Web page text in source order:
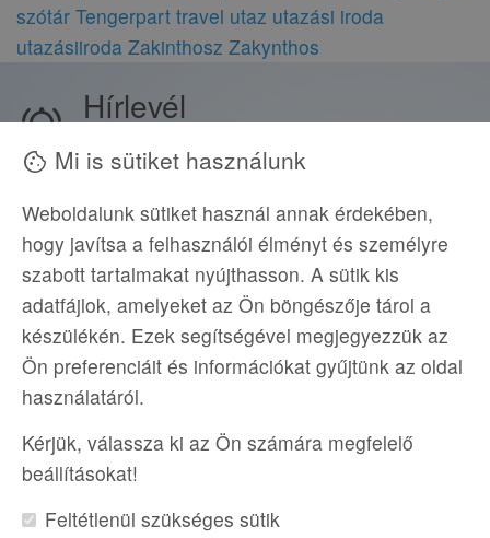
szótár Tengerpart travel utaz utazási iroda
utazásiiroda Zakinthosz Zakynthos
notifications_active Hírlevél
Értesüljön a legfrissebb akciókról, iratkozzon
Blue Sky Travel
Görögországi utazás
cookie Mi is sütiket használunk
Weboldalunk sütiket használ annak érdekében,
hogy javítsa a felhasználói élményt és személyre
szabott tartalmakat nyújthasson. A sütik kis
adatfájlok, amelyeket az Ön böngészője tárol a
készülékén. Ezek segítségével megjegyezzük az
Ön preferenciáit és információkat gyűjtünk az oldal
használatáról.
Kérjük, válassza ki az Ön számára megfelelő
beállításokat!
Feltétlenül szükséges sütik